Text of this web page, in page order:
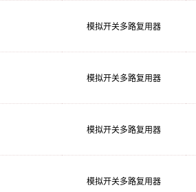
模拟开关多路复用器
模拟开关多路复用器
模拟开关多路复用器
模拟开关多路复用器